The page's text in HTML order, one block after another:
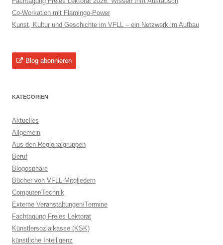
Co-Workation mit Flamingo-Power
Kunst, Kultur und Geschichte im VFLL – ein Netzwerk im Aufbau
Blog abonnieren
KATEGORIEN
Aktuelles
Allgemein
Aus den Regionalgruppen
Beruf
Blogosphäre
Bücher von VFLL-Mitgliedern
Computer/Technik
Externe Veranstaltungen/Termine
Fachtagung Freies Lektorat
Künstlersozialkasse (KSK)
künstliche Intelligenz